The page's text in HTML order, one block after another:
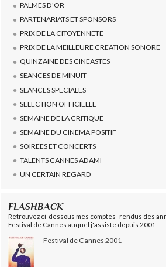
PALMES D'OR
PARTENARIATS ET SPONSORS
PRIX DE LA CITOYENNETE
PRIX DE LA MEILLEURE CREATION SONORE
QUINZAINE DES CINEASTES
SEANCES DE MINUIT
SEANCES SPECIALES
SELECTION OFFICIELLE
SEMAINE DE LA CRITIQUE
SEMAINE DU CINEMA POSITIF
SOIREES ET CONCERTS
TALENTS CANNES ADAMI
UN CERTAIN REGARD
FLASHBACK
Retrouvez ci-dessous mes comptes- rendus des
Festival de Cannes auquel j'assiste depuis 2001 :
Festival de Cannes 2001